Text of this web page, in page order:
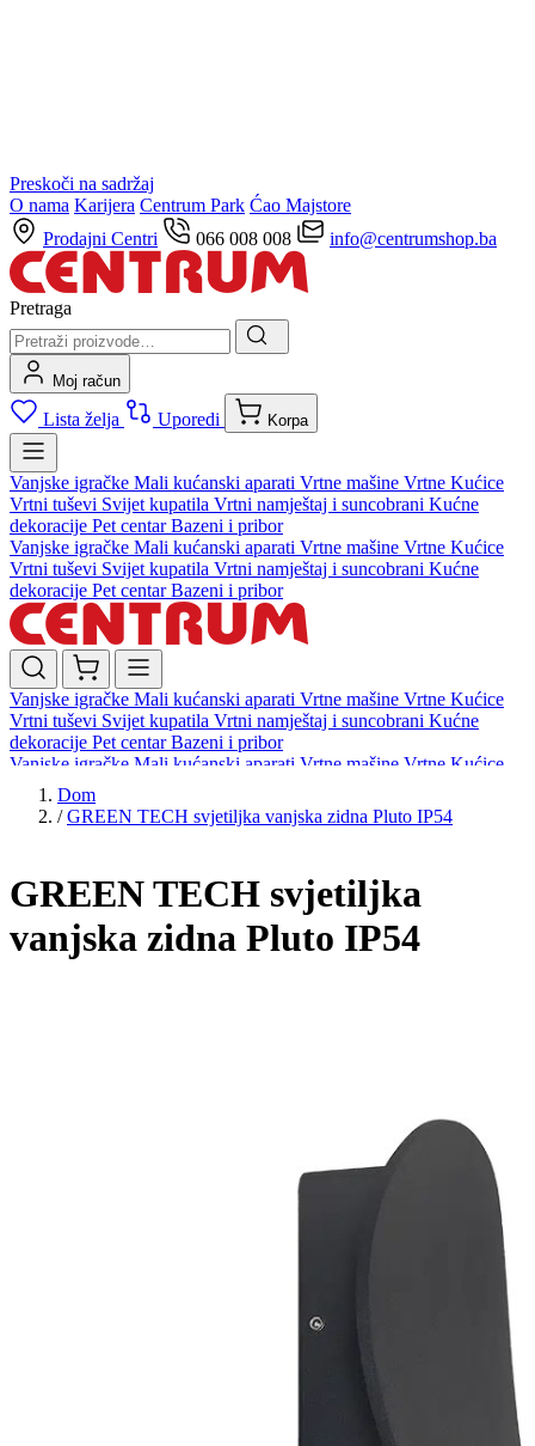
Preskoči na sadržaj
O nama Karijera Centrum Park Ćao Majstore
Prodajni Centri
066 008 008 info@centrumshop.ba
Pretraga
Moj račun
Lista želja Uporedi Korpa
Vanjske igračke Mali kućanski aparati Vrtne mašine Vrtne Kućice
Vrtni tuševi Svijet kupatila Vrtni namještaj i suncobrani Kućne
dekoracije Pet centarBazeni i pribor
Vanjske igračke Mali kućanski aparati Vrtne mašine Vrtne Kućice
Vrtni tuševi Svijet kupatila Vrtni namještaj i suncobrani Kućne
dekoracije Pet centarBazeni i pribor
Vanjske igračke Mali kućanski aparati Vrtne mašine Vrtne Kućice
Vrtni tuševi Svijet kupatila Vrtni namještaj i suncobrani Kućne
dekoracije Pet centarBazeni i pribor
Vanjske igračke Mali kućanski aparati Vrtne mašine Vrtne Kućice
Vrtni tuševi
dekoracijePet centarBazeni i pribor
Dom
/ GREEN TECH svjetiljka vanjska zidna Pluto IP54
GREEN TECH svjetiljka
vanjska zidna Pluto IP54